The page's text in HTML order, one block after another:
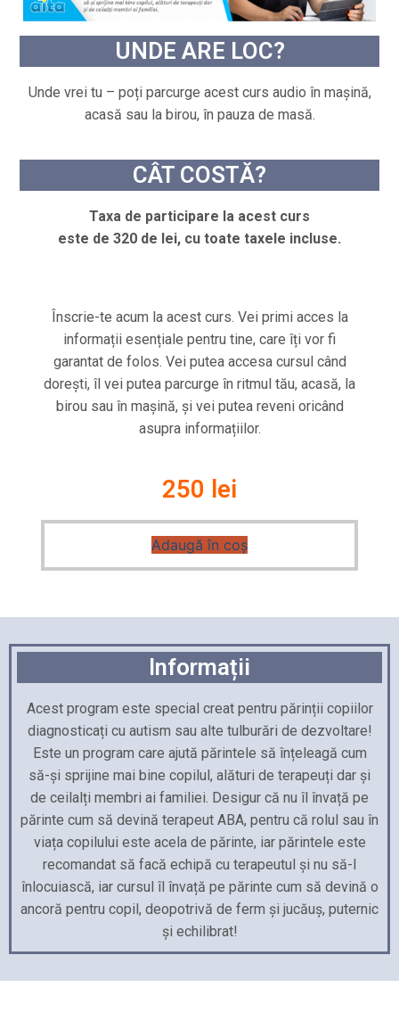
UNDE ARE LOC?
Unde vrei tu – poți parcurge acest curs audio în mașină,
acasă sau la birou, în pauza de masă.
CÂT COSTĂ?
Taxa de participare la acest curs
este de 320 de lei, cu toate taxele incluse.
Înscrie-te acum la acest curs. Vei primi acces la
informații esențiale pentru tine, care îți vor fi
garantat de folos. Vei putea accesa cursul când
dorești, îl vei putea parcurge în ritmul tău, acasă, la
birou sau în mașină, și vei putea reveni oricând
asupra informațiilor.
250 lei
Adaugă în coș
Informații
Acest program este special creat pentru părinții copiilor
diagnosticați cu autism sau alte tulburări de dezvoltare!
Este un program care ajută părintele să înțeleagă cum
să-și sprijine mai bine copilul, alături de terapeuți dar și
de ceilalți membri ai familiei. Desigur că nu îl învață pe
părinte cum să devină terapeut ABA, pentru că rolul sau în
viața copilului este acela de părinte, iar părintele este
recomandat să facă echipă cu terapeutul și nu să-l
înlocuiască, iar cursul îl învață pe părinte cum să devină o
ancoră pentru copil, deopotrivă de ferm și jucăuș, puternic
și echilibrat!